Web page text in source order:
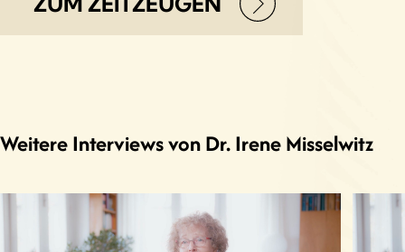
Weitere Interviews von Dr. Irene Misselwitz